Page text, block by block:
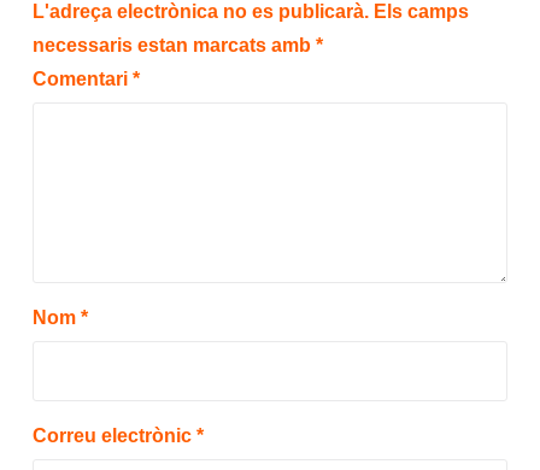
L'adreça electrònica no es publicarà. Els camps
necessaris estan marcats amb *
Comentari *
Nom *
Correu electrònic *